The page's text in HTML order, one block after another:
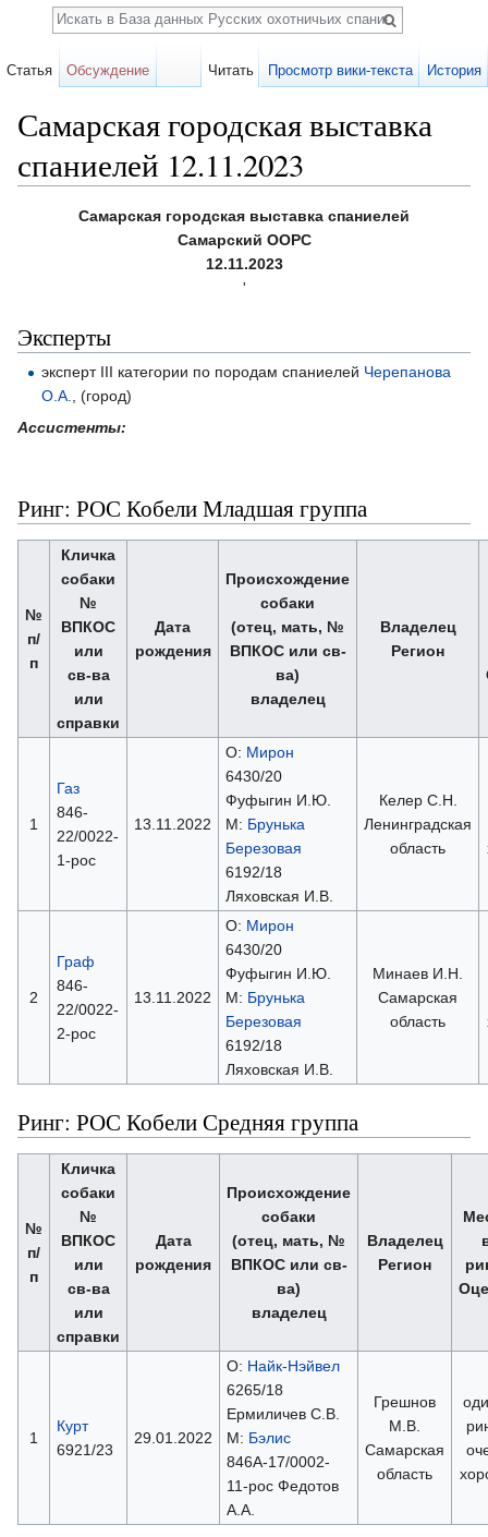
Самарская городская выставка
спаниелей 12.11.2023
Самарская городская выставка спаниелей
Самарский ООРС
12.11.2023
'
Эксперты
эксперт III категории по породам спаниелей Черепанова
О.А.
, (город)
Ассистенты:
Ринг: РОС Кобели Младшая группа
№
п/
п
Кличка
собаки
№
ВПКОС
или
св-ва
или
справки
Дата
рождения
Происхождение
собаки
(отец, мать, №
ВПКОС или св-
ва)
владелец
Владелец
Регион
1
Газ
846-
22/0022-
1-рос
13.11.2022
О: Мирон
6430/20
Фуфыгин И.Ю.
М: Брунька
Березовая
6192/18
Ляховская И.В.
Келер С.Н.
Ленинградская
область
2
Граф
846-
22/0022-
2-рос
13.11.2022
О: Мирон
6430/20
Фуфыгин И.Ю.
М: Брунька
Березовая
6192/18
Ляховская И.В.
Минаев И.Н.
Самарская
область
Ринг: РОС Кобели Средняя группа
№
п/
п
Кличка
собаки
№
ВПКОС
или
св-ва
или
справки
Дата
рождения
Происхождение
собаки
(отец, мать, №
ВПКОС или св-
ва)
владелец
Владелец
Регион
1
Курт
6921/23
29.01.2022
О: Найк-Нэйвел
6265/18
Ермиличев С.В.
М: Бэлис
846А-17/0002-
11-рос Федотов
А.А.
Грешнов
М.В.
Самарская
область
Статья Обсуждение Читать Просмотр вики-текста История
Поиск